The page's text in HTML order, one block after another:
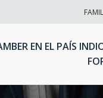
EN EL PAÍS